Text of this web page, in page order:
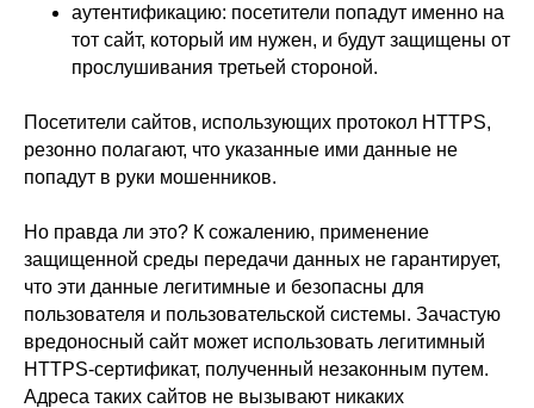
аутентификацию: посетители попадут именно на
тот сайт, который им нужен, и будут защищены от
прослушивания третьей стороной.
Посетители сайтов, использующих протокол HTTPS,
резонно полагают, что указанные ими данные не
попадут в руки мошенников.
Но правда ли это? К сожалению, применение
защищенной среды передачи данных не гарантирует,
что эти данные легитимные и безопасны для
пользователя и пользовательской системы. Зачастую
вредоносный сайт может использовать легитимный
HTTPS-сертификат, полученный незаконным путем.
Адреса таких сайтов не вызывают никаких